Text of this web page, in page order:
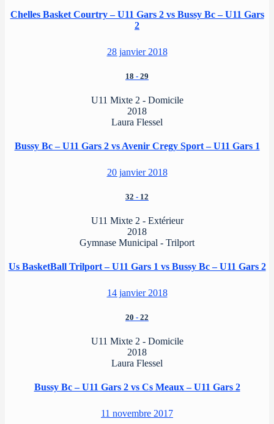
Chelles Basket Courtry – U11 Gars 2 vs Bussy Bc – U11 Gars
2
28 janvier 2018
18 - 29
U11 Mixte 2 - Domicile
2018
Laura Flessel
Bussy Bc – U11 Gars 2 vs Avenir Cregy Sport – U11 Gars 1
20 janvier 2018
32 - 12
U11 Mixte 2 - Extérieur
2018
Gymnase Municipal - Trilport
Us BasketBall Trilport – U11 Gars 1 vs Bussy Bc – U11 Gars 2
14 janvier 2018
20 - 22
U11 Mixte 2 - Domicile
2018
Laura Flessel
Bussy Bc – U11 Gars 2 vs Cs Meaux – U11 Gars 2
11 novembre 2017